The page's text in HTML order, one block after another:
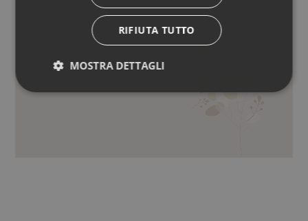
RIFIUTA TUTTO
MOSTRA DETTAGLI